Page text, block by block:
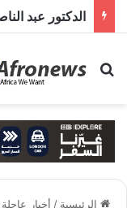
بحث عن
الرئيسية / أخبار عاجلة